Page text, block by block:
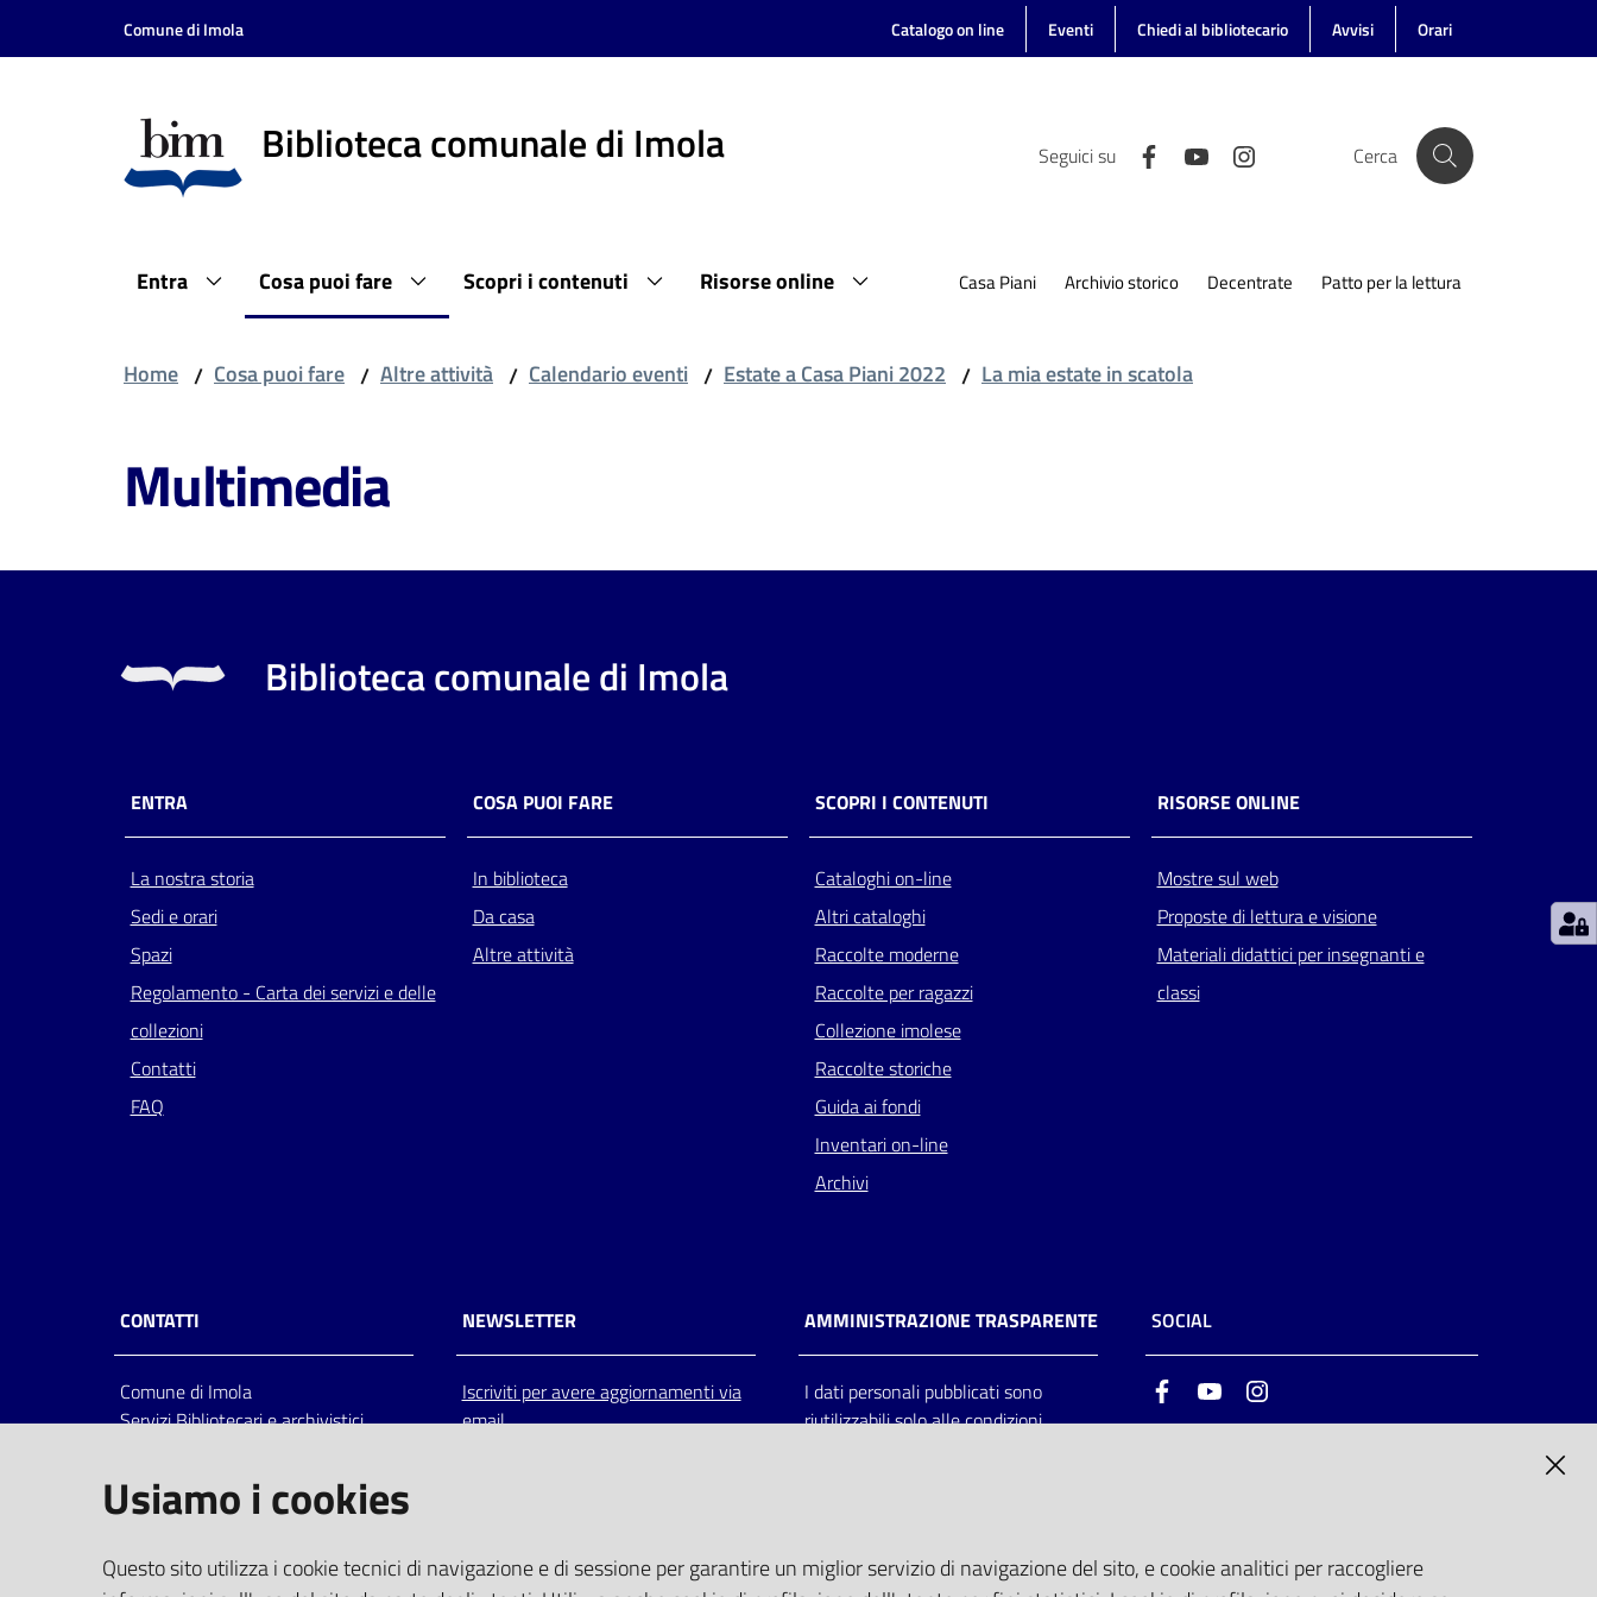
Vai al contenuto
Vai alla navigazione
Comune di Imola Catalogo on line Eventi Chiedi al bibliotecario Avvisi Orari
Biblioteca comunale di Imola Seguici su Cerca
Entra Cosa puoi fare Scopri i contenuti Risorse online Casa Piani Archivio storico Decentrate Patto per la lettura
Home / Cosa puoi fare / Altre attività / Calendario eventi / Estate a Casa Piani 2022 / La mia estate in scatola
Multimedia
Biblioteca comunale di Imola
ENTRA
La nostra storia
Sedi e orari
Spazi
Regolamento - Carta dei servizi e delle
collezioni
Contatti
FAQ
COSA PUOI FARE
In biblioteca
Da casa
Altre attività
SCOPRI I CONTENUTI
Cataloghi on-line
Altri cataloghi
Raccolte moderne
Raccolte per ragazzi
Collezione imolese
Raccolte storiche
Guida ai fondi
Inventari on-line
Archivi
RISORSE ONLINE
Mostre sul web
Proposte di lettura e visione
Materiali didattici per insegnanti e
classi
CONTATTI
Comune di Imola
Servizi Bibliotecari e archivistici
Italia
centralino: tel 0542.6026.36 fax
bim@comune.imola.bo.it
PEC
NEWSLETTER
Iscriviti per avere aggiornamenti via
email
AMMINISTRAZIONE TRASPARENTE
I dati personali pubblicati sono
riutilizzabili solo alle condizioni
SOCIAL
FacebookYoutube
Usiamo i cookies
Questo sito utilizza i cookie tecnici di navigazione e di sessione per garantire un miglior servizio di navigazione del sito, e cookie analitici per raccogliere